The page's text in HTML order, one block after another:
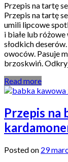
Przepis na tartę
Przepis na tartę
umili lipcowe
i białe lub
słodkich
owoców. Pasuje
brzoskwiń.
Read more
Przepis na
Posted on 29